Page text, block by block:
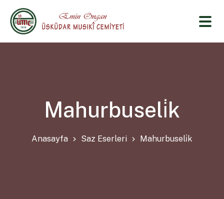
Mahurbuseli̇k
Anasayfa Saz Eserleri Mahurbuseli̇k